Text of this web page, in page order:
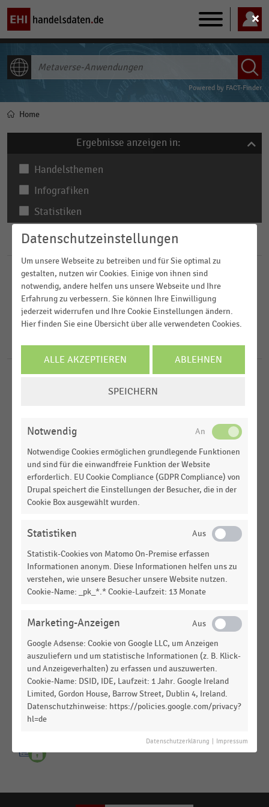
Main
navigation
Powered by FACT-Finder
Pfadnavigation
Home
Ergebnisse anzeigen in:
Handelsthemen
Infografiken
Statistiken
Ergebnisse fürMetaverse-Anwendungen
DEUTSCHSPRACHIGER EINZELHANDEL INFOGRAFIK
im Branchenvergleich (2022)
DEUTSCHSPRACHIGER EINZELHANDEL|INFOGRAFIK
Investitionsbereitschaft des Handels in
Metaverse-Anwendungen (2022)
DEUTSCHSPRACHIGER EINZELHANDEL |INFOGRAFIK
Allgemeine Bedeutung von Metaverse für den
Handel (2022)
DEUTSCHSPRACHIGER EINZELHANDEL|INFOGRAFIK
Metaverse-Anwendungsszenarien für den Handel
INFOGRAFIK
Einschätzung der Absatzmöglichkeiten von
Metaverse (2022)
DEUTSCHSPRACHIGER EINZELHANDEL|STATISTIK
Virtual Commerce/Metaverse im Handel (2023)
Bedeutung von Metaverse für den Handel (2022)
Ergebnisse
Filter
Region
Deutschland
D-A-CH-Region
Weltweit
FILTER ZURÜCKSETZEN
Datenschutzeinstellungen
Um unsere Webseite zu betreiben und für Sie optimal zu
gestalten, nutzen wir Cookies. Einige von ihnen sind
notwendig, andere helfen uns unsere Webseite und Ihre
Erfahrung zu verbessern. Sie können Ihre Einwilligung
jederzeit widerrufen und Ihre Cookie Einstellungen ändern.
Hier finden Sie eine Übersicht über alle verwendeten Cookies.
ALLE AKZEPTIEREN ABLEHNEN
SPEICHERN
Notwendig
Notwendige Cookies ermöglichen grundlegende Funktionen
und sind für die einwandfreie Funktion der Website
erforderlich. EU Cookie Compliance (GDPR Compliance) von
Drupal speichert die Einstellungen der Besucher, die in der
Cookie Box ausgewählt wurden.
Statistiken
Statistik-Cookies von Matomo On-Premise erfassen
Informationen anonym. Diese Informationen helfen uns zu
verstehen, wie unsere Besucher unsere Website nutzen.
Cookie-Name: _pk_*.* Cookie-Laufzeit: 13 Monate
Marketing-Anzeigen
Google Adsense: Cookie von Google LLC, um Anzeigen
auszuliefern und um statistische Informationen (z. B. Klick-
und Anzeigeverhalten) zu erfassen und auszuwerten.
Cookie-Name: DSID, IDE, Laufzeit: 1 Jahr. Google Ireland
Limited, Gordon House, Barrow Street, Dublin 4, Ireland.
Datenschutzhinweise: https://policies.google.com/privacy?
hl=de
Datenschutzerklärung Impressum